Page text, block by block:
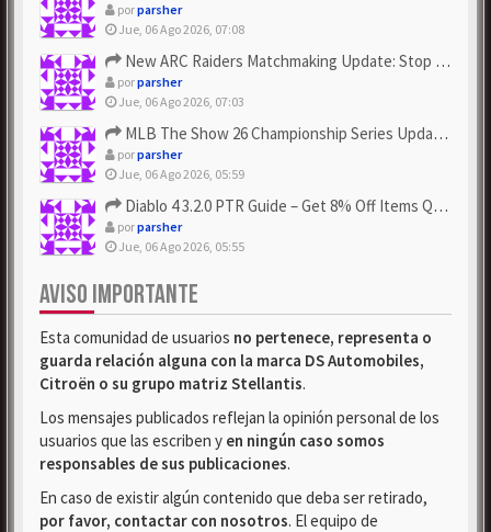
porparsher
Jue, 06 Ago 2026, 07:08
New ARC Raiders Matchmaking Update: Stop Failed - Grab Bluep...
porparsher
Jue, 06 Ago 2026, 07:03
MLB The Show 26 Championship Series Update! Get Cheap & ...
porparsher
Jue, 06 Ago 2026, 05:59
Diablo 4 3.2.0 PTR Guide – Get 8% Off Items Quickly to Test ...
porparsher
Jue, 06 Ago 2026, 05:55
AVISO IMPORTANTE
Esta comunidad de usuarios no pertenece, representa o
guarda relación alguna con la marca DS Automobiles,
Citroën o su grupo matriz Stellantis.
Los mensajes publicados reflejan la opinión personal de los
usuarios que las escriben y en ningún caso somos
responsables de sus publicaciones.
En caso de existir algún contenido que deba ser retirado,
por favor, contactar con nosotros. El equipo de